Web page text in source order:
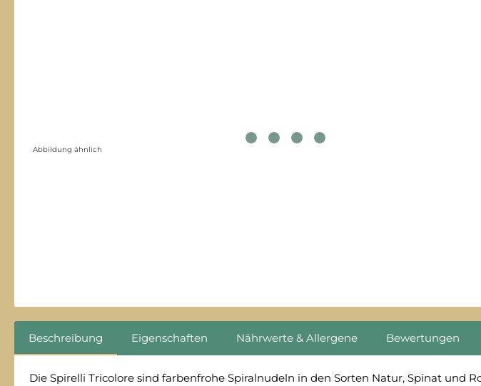
Abbildung ähnlich
Beschreibung Eigenschaften Nährwerte & Allergene Bewertungen
Die Spirelli Tricolore sind farbenfrohe Spiralnudeln in den Sorten Natur, Spinat und